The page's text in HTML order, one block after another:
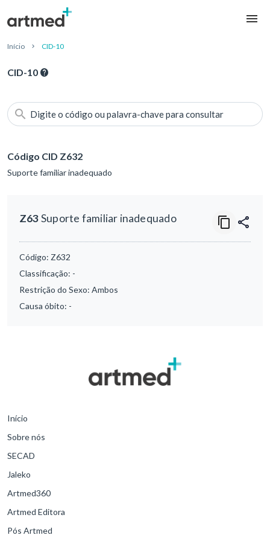
Início CID-10
CID-10
Digite o código ou palavra-chave para consultar
Código CID Z632
Suporte familiar inadequado
Z63Suporte familiar inadequado
Código: Z632
Classificação: -
Restrição do Sexo: Ambos
Causa óbito: -
Início
Sobre nós
SECAD
Jaleko
Artmed360
Artmed Editora
Pós Artmed